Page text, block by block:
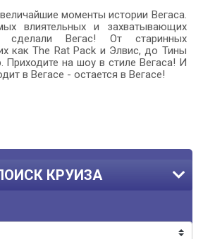
КРУИЗА
величайшие моменты истории Вегаса.
влиятельных и захватывающих
сделали Вегас! От старинных
как The Rat Pack и Элвис, до Тины
Приходите на шоу в стиле Вегаса! И
в Вегасе - остается в Вегасе!